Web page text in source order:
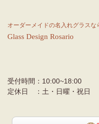
オーダーメイドの名入れグラスな
Glass Design Rosario
受付時間： 10:00~18:00
定休日 ： 土・日曜・祝日